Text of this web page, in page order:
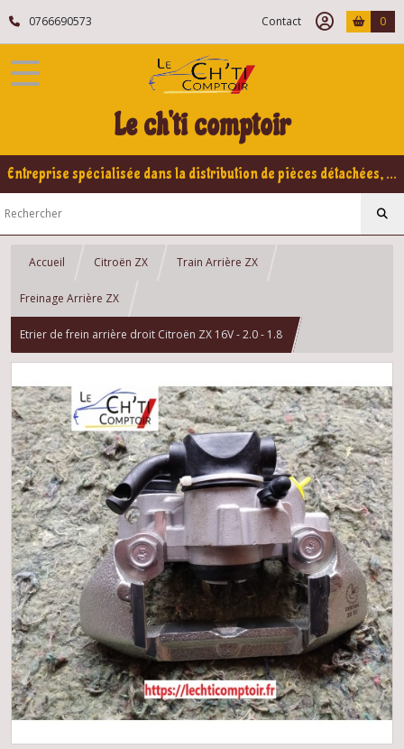
0766690573 Contact 0
Le ch'ti comptoir
Entreprise spécialisée dans la distribution de pièces détachées, refabrication pour voitures Yountimers Peugeot 205 GTI, 309 GTI - GTI16
Accueil Citroën ZX Train Arrière ZX
Freinage Arrière ZX
Etrier de frein arrière droit Citroën ZX 16V - 2.0 - 1.8